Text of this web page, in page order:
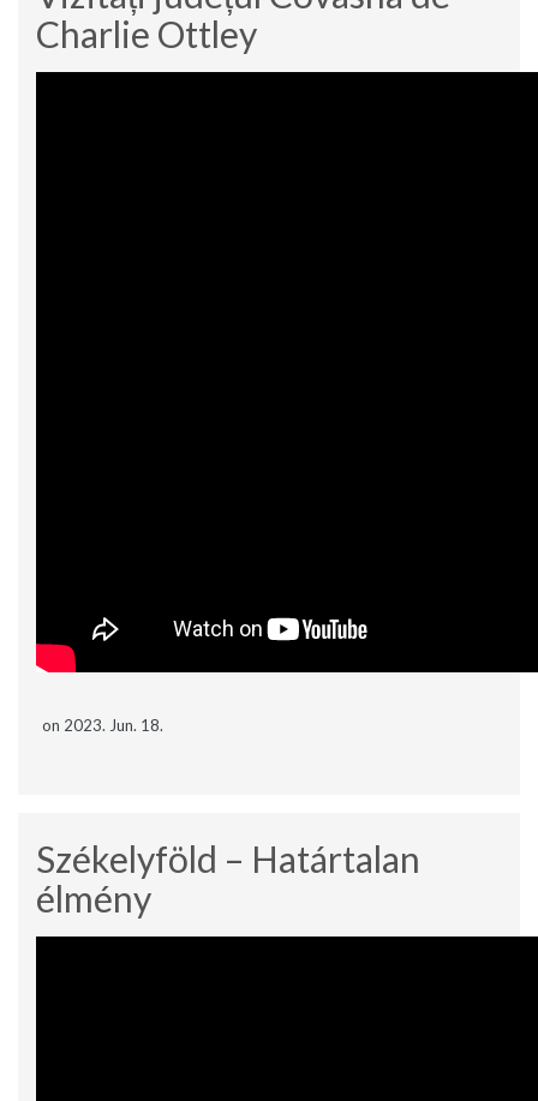
Charlie Ottley
on 2023. Jun. 18.
Székelyföld – Határtalan
élmény